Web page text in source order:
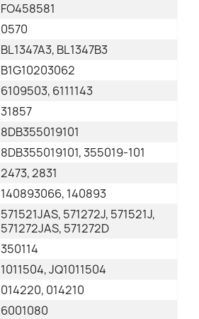
FO458581
0570
BL1347A3, BL1347B3
B1G10203062
6109503, 6111143
31857
8DB355019101
8DB355019101, 355019-101
2473, 2831
140893066, 140893
571521JAS, 571272J, 571521J,
571272JAS, 571272D
350114
1011504, JQ1011504
014220, 014210
6001080